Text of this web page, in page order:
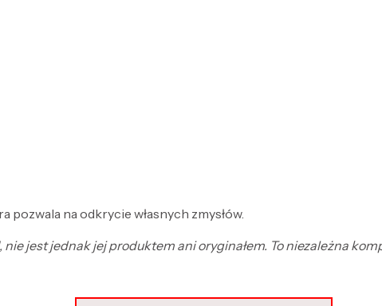
na odkrycie własnych zmysłów.
, nie jest jednak jej produktem ani oryginałem. To niezależna